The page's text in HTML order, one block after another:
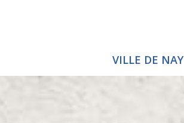
VILLE DE NAY